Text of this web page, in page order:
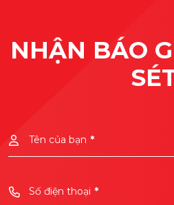
NHẬN BÁO
Tên của bạn *
Số điện thoại *